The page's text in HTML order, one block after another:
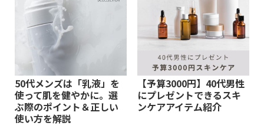
50代メンズは「乳液」を
使って肌を健やかに。選
ぶ際のポイント＆正しい
使い方を解説
【予算3000円】40代男性
にプレゼントできるスキ
ンケアアイテム紹介